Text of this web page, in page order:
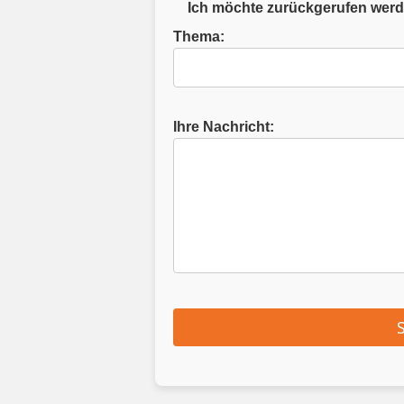
Ich möchte zurückgerufen
Thema:
Ihre Nachricht: